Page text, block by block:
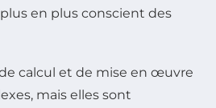
en plus conscient des
calcul et de mise en œuvre
mais elles sont